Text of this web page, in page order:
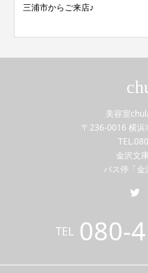
三浦市からご来店♪
美容室
〒236-0016 横
金沢文
バス停「金
TEL 080-